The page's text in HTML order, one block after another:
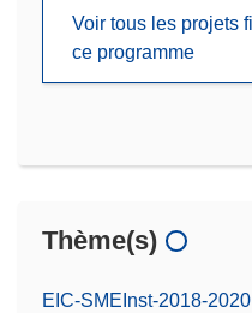
Voir tous les projets
ce programme
Thème(s)
EIC-SMEInst-2018-